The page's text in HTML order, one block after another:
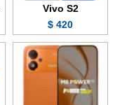
Vivo S2
420 $